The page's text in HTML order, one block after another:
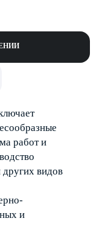
работ и
видов
и